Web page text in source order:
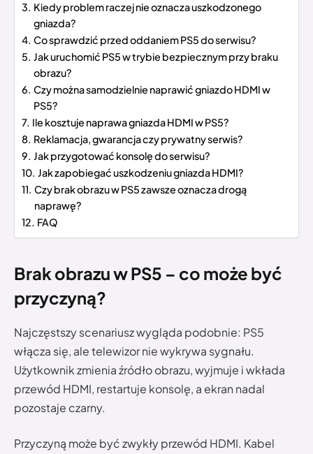
Kiedy problem raczej nie oznacza uszkodzonego
gniazda?
Co sprawdzić przed oddaniem PS5 do serwisu?
Jak uruchomić PS5 w trybie bezpiecznym przy braku
obrazu?
Czy można samodzielnie naprawić gniazdo HDMI w
PS5?
Ile kosztuje naprawa gniazda HDMI w PS5?
Reklamacja, gwarancja czy prywatny serwis?
Jak przygotować konsolę do serwisu?
Jak zapobiegać uszkodzeniu gniazda HDMI?
Czy brak obrazu w PS5 zawsze oznacza drogą
naprawę?
FAQ
Brak obrazu w PS5 – co może być
przyczyną?
Najczęstszy scenariusz wygląda podobnie: PS5
włącza się, ale telewizor nie wykrywa sygnału.
Użytkownik zmienia źródło obrazu, wyjmuje i wkłada
przewód HDMI, restartuje konsolę, a ekran nadal
pozostaje czarny.
Przyczyną może być zwykły przewód HDMI. Kabel